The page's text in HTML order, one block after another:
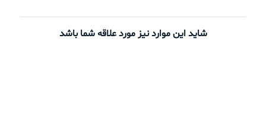
شاید این موارد نیز مورد علاقه شما باشد